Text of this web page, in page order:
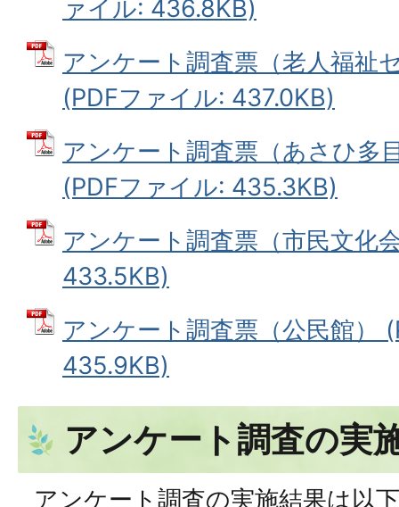
ァイル: 436.8KB)
アンケート調査票（老人福祉
(PDFファイル: 437.0KB)
アンケート調査票（あさひ多
(PDFファイル: 435.3KB)
アンケート調査票（市民文化
433.5KB)
アンケート調査票（公民館）
435.9KB)
アンケート調査の実
アンケート調査の実施結果は以